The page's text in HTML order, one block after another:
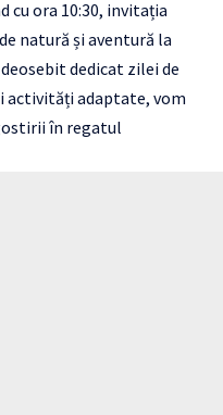
cu ora 10:30, invitația
natură și aventură la
dedicat zilei de
activități adaptate, vom
în regatul